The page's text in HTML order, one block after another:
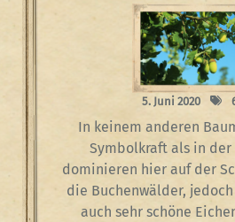
5. Juni 2020
In keinem anderen
Symbolkraft als in der
dominieren hier auf der
die Buchenwälder,
auch sehr schöne